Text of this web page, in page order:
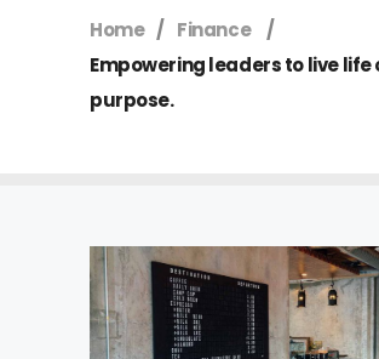
Home / Finance
/
Empowering leaders to live life
purpose.